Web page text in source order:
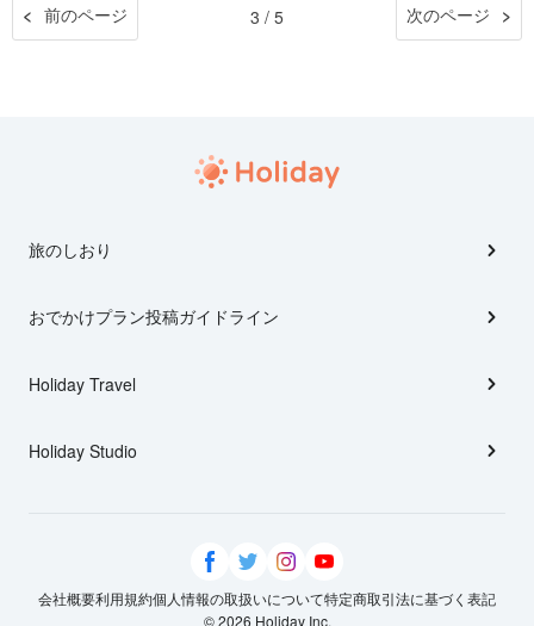
前のページ 3 / 5 次のページ
旅のしおり
おでかけプラン投稿ガイドライン
Holiday Travel
Holiday Studio
会社概要利用規約個人情報の取扱いについて特定商取引法に基づく表記
© 2026 Holiday Inc.